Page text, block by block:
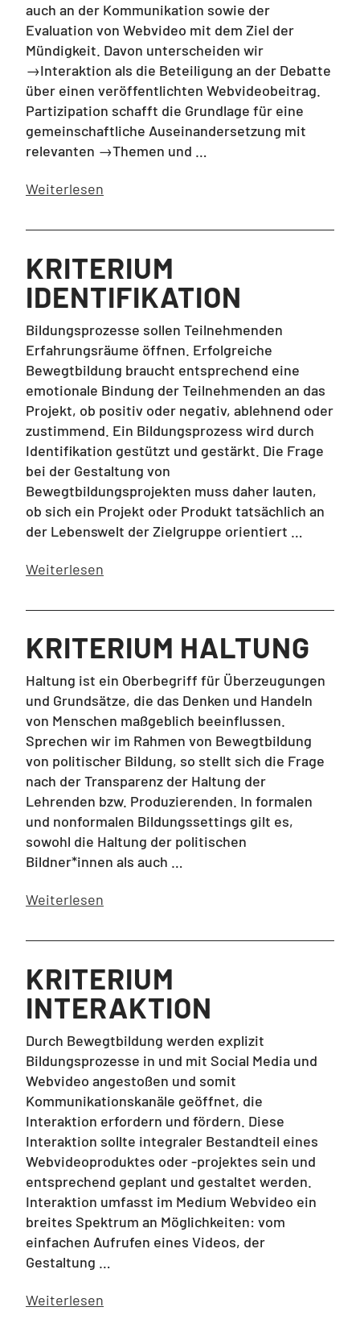
auch an der Kommunikation sowie der
Evaluation von Webvideo mit dem Ziel der
Mündigkeit. Davon unterscheiden wir
→Interaktion als die Beteiligung an der Debatte
über einen veröffentlichten Webvideobeitrag.
Partizipation schafft die Grundlage für eine
gemeinschaftliche Auseinandersetzung mit
relevanten →Themen und …
Weiterlesen
KRITERIUM
IDENTIFIKATION
Bildungsprozesse sollen Teilnehmenden
Erfahrungsräume öffnen. Erfolgreiche
Bewegtbildung braucht entsprechend eine
emotionale Bindung der Teilnehmenden an das
Projekt, ob positiv oder negativ, ablehnend oder
zustimmend. Ein Bildungsprozess wird durch
Identifikation gestützt und gestärkt. Die Frage
bei der Gestaltung von
Bewegtbildungsprojekten muss daher lauten,
ob sich ein Projekt oder Produkt tatsächlich an
der Lebenswelt der Zielgruppe orientiert …
Weiterlesen
KRITERIUM HALTUNG
Haltung ist ein Oberbegriff für Überzeugungen
und Grundsätze, die das Denken und Handeln
von Menschen maßgeblich beeinflussen.
Sprechen wir im Rahmen von Bewegtbildung
von politischer Bildung, so stellt sich die Frage
nach der Transparenz der Haltung der
Lehrenden bzw. Produzierenden. In formalen
und nonformalen Bildungssettings gilt es,
sowohl die Haltung der politischen
Bildner*innen als auch …
Weiterlesen
KRITERIUM
INTERAKTION
Durch Bewegtbildung werden explizit
Bildungsprozesse in und mit Social Media und
Webvideo angestoßen und somit
Kommunikationskanäle geöffnet, die
Interaktion erfordern und fördern. Diese
Interaktion sollte integraler Bestandteil eines
Webvideoproduktes oder -projektes sein und
entsprechend geplant und gestaltet werden.
Interaktion umfasst im Medium Webvideo ein
breites Spektrum an Möglichkeiten: vom
einfachen Aufrufen eines Videos, der
Gestaltung …
Weiterlesen